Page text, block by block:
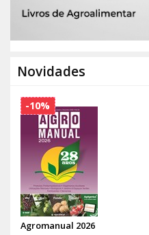
Novidades
Agromanual 2026
-10%